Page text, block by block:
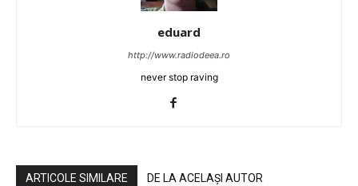
eduard
http://www.radiodeea.ro
never stop raving
ARTICOLE SIMILARE DE LA ACELAȘI AUTOR